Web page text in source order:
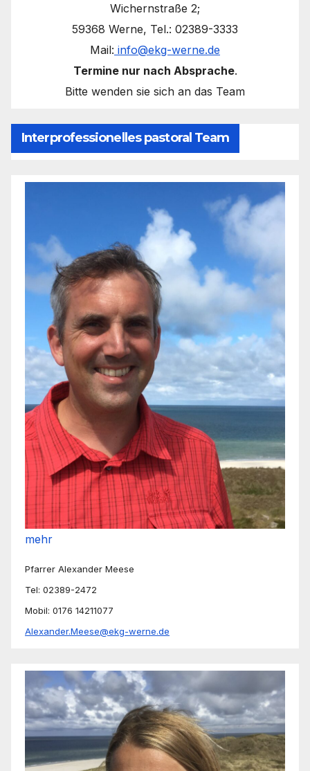
Wichernstraße 2;
59368 Werne, Tel.: 02389-3333
Mail: info@ekg-werne.de
Termine nur nach Absprache.
Bitte wenden sie sich an das Team
Interprofessionelles pastoral Team
mehr
Pfarrer Alexander Meese
Tel: 02389-2472
Mobil: 0176 14211077
Alexander.Meese@ekg-werne.de